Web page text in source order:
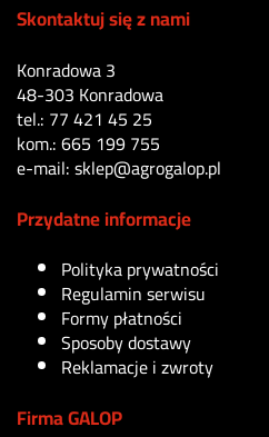
Skontaktuj się z nami
Konradowa 3
48-303 Konradowa
tel.: 77 421 45 25
kom.: 665 199 755
e-mail: sklep@agrogalop.pl
Przydatne informacje
Polityka prywatności
Regulamin serwisu
Formy płatności
Sposoby dostawy
Reklamacje i zwroty
Firma GALOP